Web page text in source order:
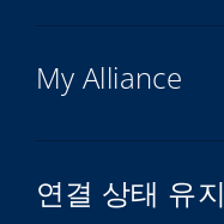
My Alliance
연결 상태 유지